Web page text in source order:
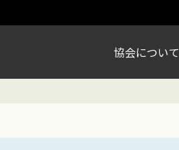
協会について